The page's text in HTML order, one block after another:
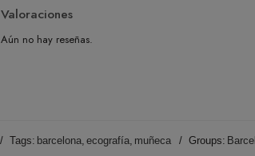
Valoraciones
Aún no hay reseñas.
Tags: barcelona ecografía muñeca Groups: